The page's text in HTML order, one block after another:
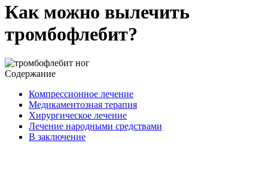
Как можно вылечить
тромбофлебит?
Содержание
Компрессионное лечение
Медикаментозная терапия
Хирургическое лечение
Лечение народными средствами
В заключение